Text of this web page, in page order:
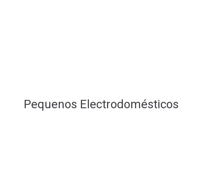
Pequenos Electrodomésticos